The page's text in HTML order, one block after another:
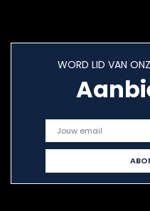
WORD LID VAN